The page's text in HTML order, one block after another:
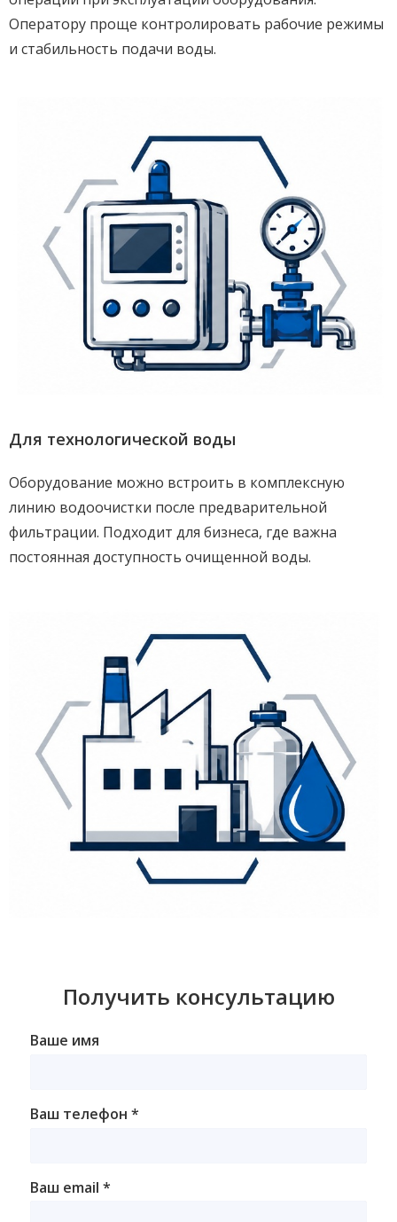
Оператору проще контролировать рабочие режимы
и стабильность подачи воды.
Для технологической воды
Оборудование можно встроить в комплексную
линию водоочистки после предварительной
фильтрации. Подходит для бизнеса, где важна
постоянная доступность очищенной воды.
Получить консультацию
Ваше имя
Ваш телефон *
Ваш email *